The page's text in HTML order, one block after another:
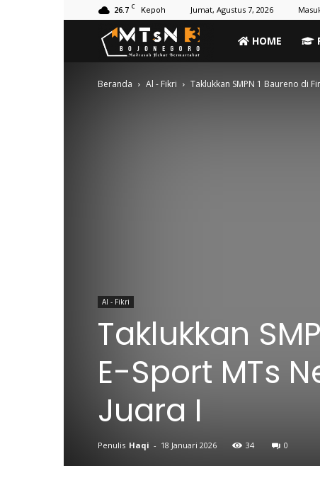
26.7 C Kepoh Jumat, Agustus 7, 2026
MTs
Negeri
HOME
Beranda Al - Fikri Taklukkan SMPN 1 Baureno di
Al - Fikri
Taklukkan
E-Sport MTs
Juara I
Penulis Haqi - 18 Januari 2026 34 0